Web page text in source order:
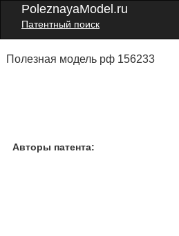
PoleznayaModel.ru
Патентный поиск
Полезная модель рф 156233
Авторы патента: